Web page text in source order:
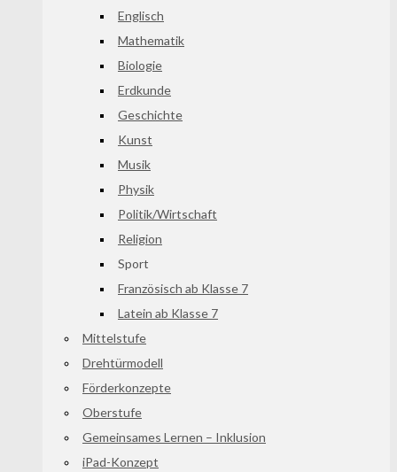
Englisch
Mathematik
Biologie
Erdkunde
Geschichte
Kunst
Musik
Physik
Politik/Wirtschaft
Religion
Sport
Französisch ab Klasse 7
Latein ab Klasse 7
Mittelstufe
Drehtürmodell
Förderkonzepte
Oberstufe
Gemeinsames Lernen – Inklusion
iPad-Konzept